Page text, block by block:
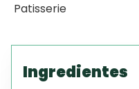
Patisserie
Ingredientes